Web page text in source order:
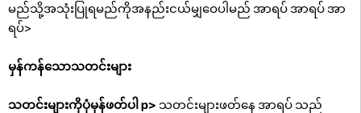
မည်သို့အသုံးပြုရမည်ကိုအနည်းငယ်မျှဝေပါမည် အာရပ် အာရပ် အာ
ရပ်>
မှန်ကန်သောသတင်းများ
သတင်းများကိုပုံမှန်ဖတ်ပါ p> သတင်းများဖတ်နေ အာရပ် သည်